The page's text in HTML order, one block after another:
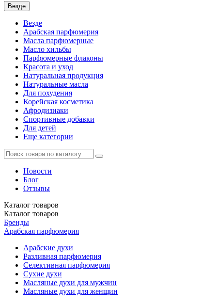
Везде
Везде
Арабская парфюмерия
Масла парфюмерные
Масло хильбы
Парфюмерные флаконы
Красота и уход
Натуральная продукция
Натуральные масла
Для похудения
Корейская косметика
Афродизиаки
Спортивные добавки
Для детей
Еще категории
Новости
Блог
Отзывы
Каталог товаров
Каталог товаров
Бренды
Арабская парфюмерия
Арабские духи
Разливная парфюмерия
Селективная парфюмерия
Сухие духи
Масляные духи для мужчин
Масляные духи для женщин